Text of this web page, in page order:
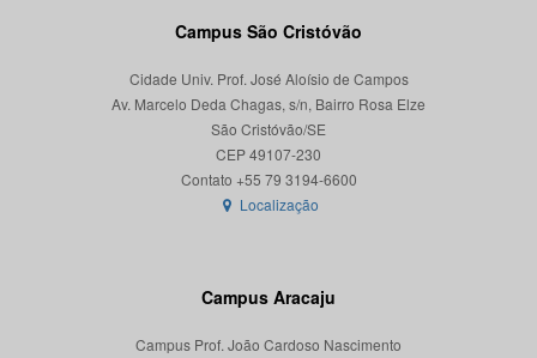
Campus São Cristóvão
Cidade Univ. Prof. José Aloísio de Campos
Av. Marcelo Deda Chagas, s/n, Bairro Rosa Elze
São Cristóvão/SE
CEP 49107-230
Localização
Campus Aracaju
Campus Prof. João Cardoso Nascimento